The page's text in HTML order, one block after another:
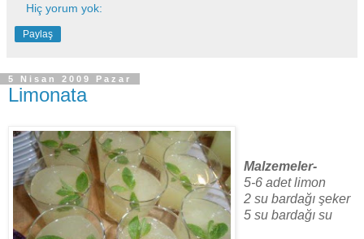
Hiç yorum yok:
Paylaş
5 Nisan 2009 Pazar
Limonata
Malzemeler-
5-6 adet limon
2 su bardağı şeker
5 su bardağı su